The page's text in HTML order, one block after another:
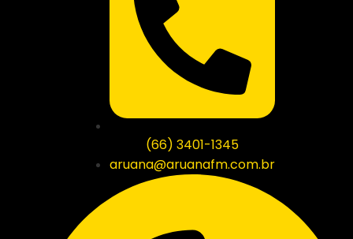
(66) 3401-1345
aruana@aruanafm.com.br